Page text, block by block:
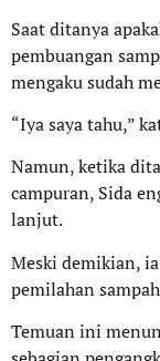
Saat ditanya
pembuangan
mengaku sudah
“Iya saya tahu,”
Namun, ketika
campuran, Sida
lanjut.
Meski demikian,
pemilahan
Temuan ini